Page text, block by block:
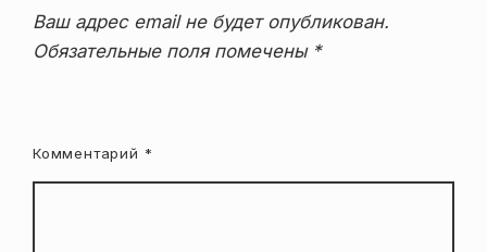
Ваш адрес email не будет опубликован.
Обязательные поля помечены *
Комментарий *